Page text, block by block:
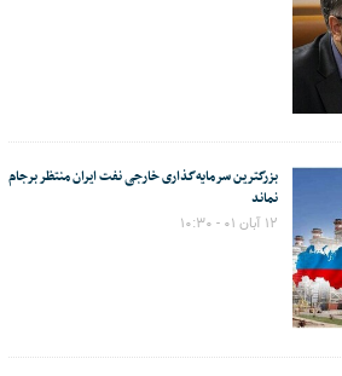
بزرگترین سرمایه‌گذاری خارجی نفت ایران منتظر برجام
نماند
۱۲ آبان ۰۱ - ۱۰:۳۰